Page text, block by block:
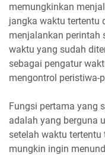
memungkinkan
jangka waktu tertentu
menjalankan perintah
waktu yang sudah
sebagai pengatur
mengontrol peristiwa-
Fungsi pertama yang
adalah yang berguna
setelah waktu tertentu
mungkin ingin